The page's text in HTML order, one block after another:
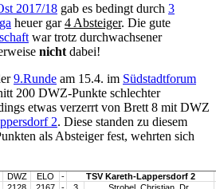
2017/18 gab es bedingt durch 3
heuer gar4 Absteiger. Die gute
war trotz durchwachsener
nicht dabei!
9.Runde am 15.4. im Südstadtforum
200 DWZ-Punkte schlechter
etwas verzerrt von Brett 8 mit DWZ
2. Diese standen zu diesem
als Absteiger fest, wehrten sich
DWZ ELO -
TSV Kareth-Lappersdorf 2